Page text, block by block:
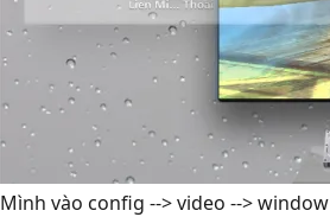
Mình vào config --> video -->